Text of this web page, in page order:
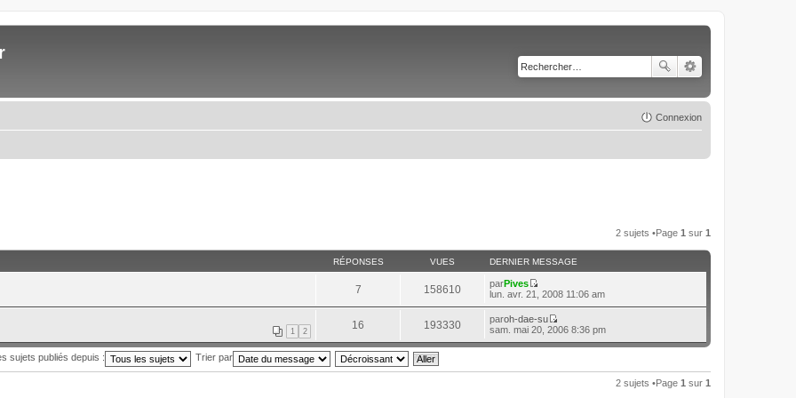
Connexion
2 sujets •Page 1 sur 1
RÉPONSES VUES DERNIER MESSAGE
7 158610 parPives
C
s
u
l
lun. avr. 21, 2008 11:06 am
1 2 16 193330 paroh-dae-su
C
n
u
sam. mai 20, 2006 8:36 pm
sujets publiés depuis : Trier par
2 sujets •Page 1 sur 1